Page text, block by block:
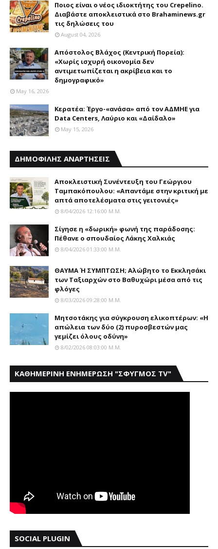
Ποιος είναι ο νέος ιδιοκτήτης του Crepelino.
Διαβάστε αποκλειστικά στο Brahaminews.gr
τις δηλώσεις του
August 04, 2026
Απόστολος Βλάχος (Κεντρική Πορεία):
«Χωρίς ισχυρή οικονομία δεν
αντιμετωπίζεται η ακρίβεια και το
δημογραφικό»
May 16, 2026
Κερατέα: Έργο-«ανάσα» από τον ΑΔΜΗΕ για
Data Centers, Λαύριο και «Δαίδαλο»
May 15, 2026
ΔΗΜΟΦΙΛΗΣ ΑΝΑΡΤΗΣΕΙΣ
Αποκλειστική Συνέντευξη του Γεώργιου
Ταμπακόπουλου: «Απαντάμε στην κριτική με
απτά αποτελέσματα στις γειτονιές»
8/04/2026 12:16:00 Μ.μ.
Σίγησε η «δωρική» φωνή της παράδοσης:
Πέθανε o σπουδαίος Λάκης Xαλκιάς
8/04/2026 01:33:00 Μ.μ.
ΘΑΥΜΑ Ή ΣΥΜΠΤΩΣΗ; Aλώβητο το Eκκλησάκι
των Tαξιαρχών στο Bαθυχώρι μέσα από τις
φλόγες
8/03/2026 09:28:00 Μ.μ.
Μητσοτάκης για σύγκρουση ελικοπτέρων: «Η
απώλεια των δύο (2) πυροσβεστών μας
γεμίζει όλους οδύνη»
8/02/2026 08:03:00 Μ.μ.
ΚΑΘΗΜΕΡΙΝΗ ΕΝΗΜΕΡΩΣΗ "ΣΦΥΓΜΟΣ TV"
SOCIAL PLUGIN